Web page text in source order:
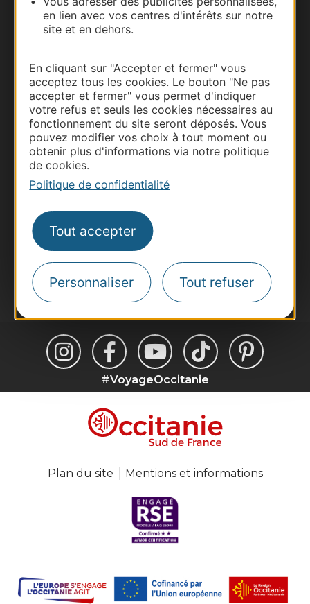
en lien avec vos centres d'intérêts sur notre
site et en dehors.
En cliquant sur "Accepter et fermer" vous
acceptez tous les cookies. Le bouton "Ne pas
accepter et fermer" vous permet d'indiquer
votre refus et seuls les cookies nécessaires au
fonctionnement du site seront déposés. Vous
pouvez modifier vos choix à tout moment ou
obtenir plus d'informations via notre politique
de cookies.
Politique de confidentialité
Tout accepter
Personnaliser Tout refuser
Thermalisme
Business/Mice
Pros d'Occitanie
Site presse et d'influence
Voyagistes
Inscrivez-vous à la lettre d'information
Destination Occitanie pour recevoir des
suggestions de séjours, de visites et de sorties.
Je m'abonne
#VoyageOccitanie
Plan du site Mentions et informations